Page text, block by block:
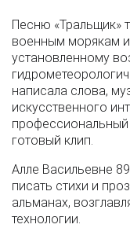
Песню «Тральщик»
военным морякам и
установленному
написала слова,
искусственного
готовый клип.
Алле Васильевне
писать стихи и
альманах,
технологии.